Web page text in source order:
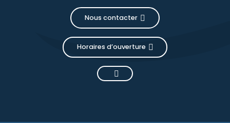
Nous contacter
Horaires d’ouverture